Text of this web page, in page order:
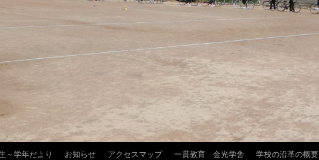
～学年だより お知らせ アクセスマップ 一貫教育 金光学舎
学校の沿革の概要